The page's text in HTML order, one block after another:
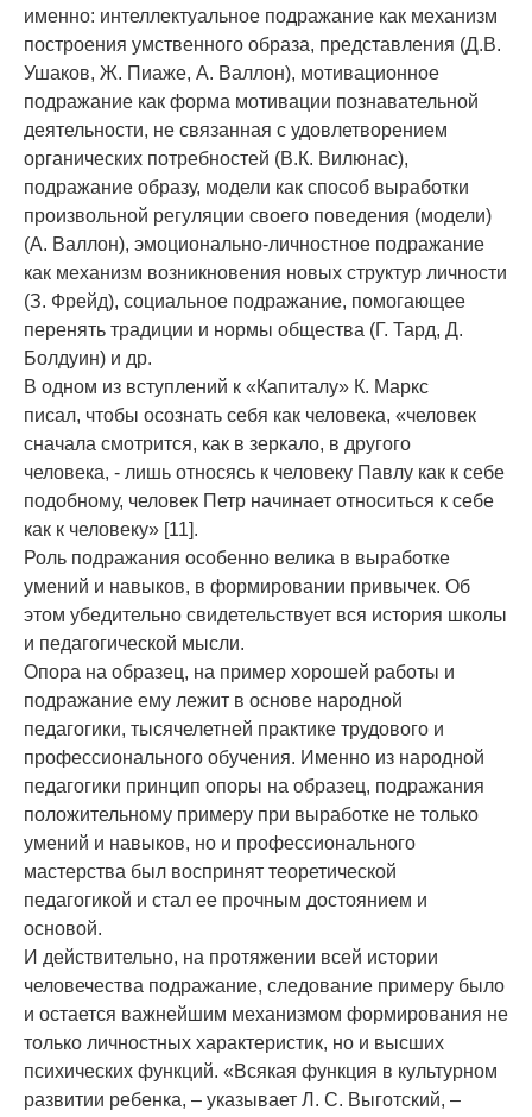
именно: интеллектуальное подражание как механизм
построения умственного образа, представления (Д.В.
Ушаков, Ж. Пиаже, А. Валлон), мотивационное
подражание как форма мотивации познавательной
деятельности, не связанная с удовлетворением
органических потребностей (В.К. Вилюнас),
подражание образу, модели как способ выработки
произвольной регуляции своего поведения (модели)
(А. Валлон), эмоционально-личностное подражание
как механизм возникновения новых структур личности
(З. Фрейд), социальное подражание, помогающее
перенять традиции и нормы общества (Г. Тард, Д.
Болдуин) и др.
В одном из вступлений к «Капиталу» К. Маркс
писал, чтобы осознать себя как человека, «человек
сначала смотрится, как в зеркало, в другого
человека, - лишь относясь к человеку Павлу как к себе
подобному, человек Петр начинает относиться к себе
как к человеку» [11].
Роль подражания особенно велика в выработке
умений и навыков, в формировании привычек. Об
этом убедительно свидетельствует вся история школы
и педагогической мысли.
Опора на образец, на пример хорошей работы и
подражание ему лежит в основе народной
педагогики, тысячелетней практике трудового и
профессионального обучения. Именно из народной
педагогики принцип опоры на образец, подражания
положительному примеру при выработке не только
умений и навыков, но и профессионального
мастерства был воспринят теоретической
педагогикой и стал ее прочным достоянием и
основой.
И действительно, на протяжении всей истории
человечества подражание, следование примеру было
и остается важнейшим механизмом формирования не
только личностных характеристик, но и высших
психических функций. «Всякая функция в культурном
развитии ребенка, – указывает Л. С. Выготский, –